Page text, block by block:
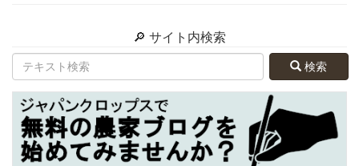
🔎 サイト内検索
検索